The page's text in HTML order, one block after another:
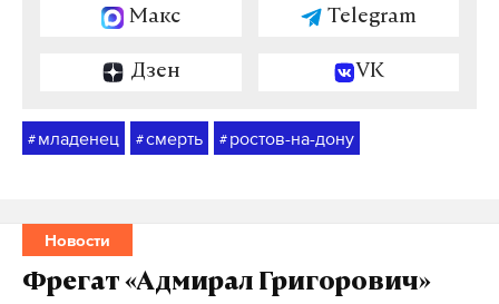
Макс Telegram
Дзен VK
# младенец #смерть # ростов-на-дону
Новости
Фрегат «Адмирал Григорович»